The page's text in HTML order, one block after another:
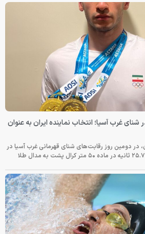
غرب آسیا؛ انتخاب نماینده ایران به عنوان
در دومین روز رقابت‌های شنای قهرمانی غرب آسیا در